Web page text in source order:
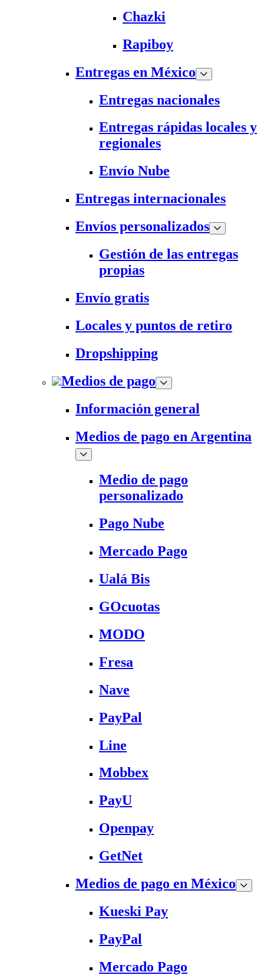
Chazki
Rapiboy
Entregas en México
Entregas nacionales
Entregas rápidas locales y
regionales
Envío Nube
Entregas internacionales
Envíos personalizados
Gestión de las entregas
propias
Envío gratis
Locales y puntos de retiro
Dropshipping
Medios de pago
Información general
Medios de pago en Argentina
Medio de pago
personalizado
Pago Nube
Mercado Pago
Ualá Bis
GOcuotas
MODO
Fresa
Nave
PayPal
Line
Mobbex
PayU
Openpay
GetNet
Medios de pago en México
Kueski Pay
PayPal
Mercado Pago